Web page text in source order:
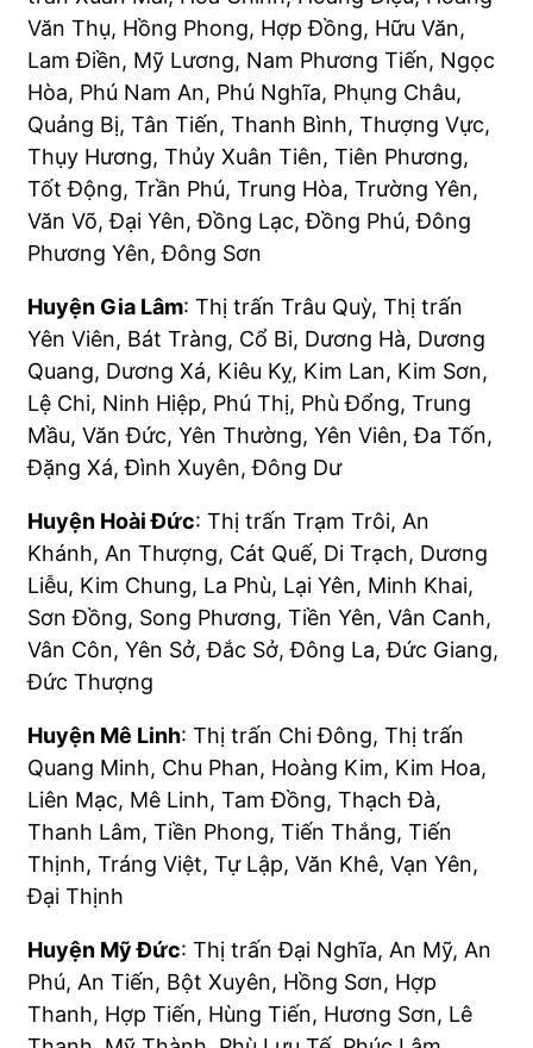
Văn Thụ, Hồng Phong, Hợp Đồng, Hữu Văn,
Lam Điền, Mỹ Lương, Nam Phương Tiến, Ngọc
Hòa, Phú Nam An, Phú Nghĩa, Phụng Châu,
Quảng Bị, Tân Tiến, Thanh Bình, Thượng Vực,
Thụy Hương, Thủy Xuân Tiên, Tiên Phương,
Tốt Động, Trần Phú, Trung Hòa, Trường Yên,
Văn Võ, Đại Yên, Đồng Lạc, Đồng Phú, Đông
Phương Yên, Đông Sơn
Huyện Gia Lâm: Thị trấn Trâu Quỳ, Thị trấn
Yên Viên, Bát Tràng, Cổ Bi, Dương Hà, Dương
Quang, Dương Xá, Kiêu Kỵ, Kim Lan, Kim Sơn,
Lệ Chi, Ninh Hiệp, Phú Thị, Phù Đổng, Trung
Mầu, Văn Đức, Yên Thường, Yên Viên, Đa Tốn,
Đặng Xá, Đình Xuyên, Đông Dư
Huyện Hoài Đức: Thị trấn Trạm Trôi, An
Khánh, An Thượng, Cát Quế, Di Trạch, Dương
Liễu, Kim Chung, La Phù, Lại Yên, Minh Khai,
Sơn Đồng, Song Phương, Tiền Yên, Vân Canh,
Vân Côn, Yên Sở, Đắc Sở, Đông La, Đức Giang,
Đức Thượng
Huyện Mê Linh: Thị trấn Chi Đông, Thị trấn
Quang Minh, Chu Phan, Hoàng Kim, Kim Hoa,
Liên Mạc, Mê Linh, Tam Đồng, Thạch Đà,
Thanh Lâm, Tiền Phong, Tiến Thắng, Tiến
Thịnh, Tráng Việt, Tự Lập, Văn Khê, Vạn Yên,
Đại Thịnh
Huyện Mỹ Đức: Thị trấn Đại Nghĩa, An Mỹ, An
Phú, An Tiến, Bột Xuyên, Hồng Sơn, Hợp
Thanh, Hợp Tiến, Hùng Tiến, Hương Sơn, Lê